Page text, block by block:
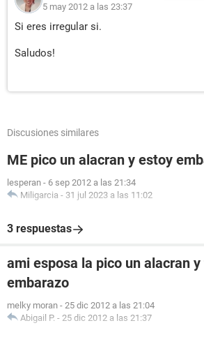
5 may 2012 a las 23:37
Si eres irregular si.
Saludos!
Discusiones similares
ME pico un alacran y estoy
lesperan - 6 sep 2012 a las 21:34
Miligarcia - 31 jul 2023 a las 11:02
3 respuestas
ami esposa la pico un alacran
embarazo
melky moran - 25 dic 2012 a las 21:04
Abigail P. - 25 dic 2012 a las 21:37